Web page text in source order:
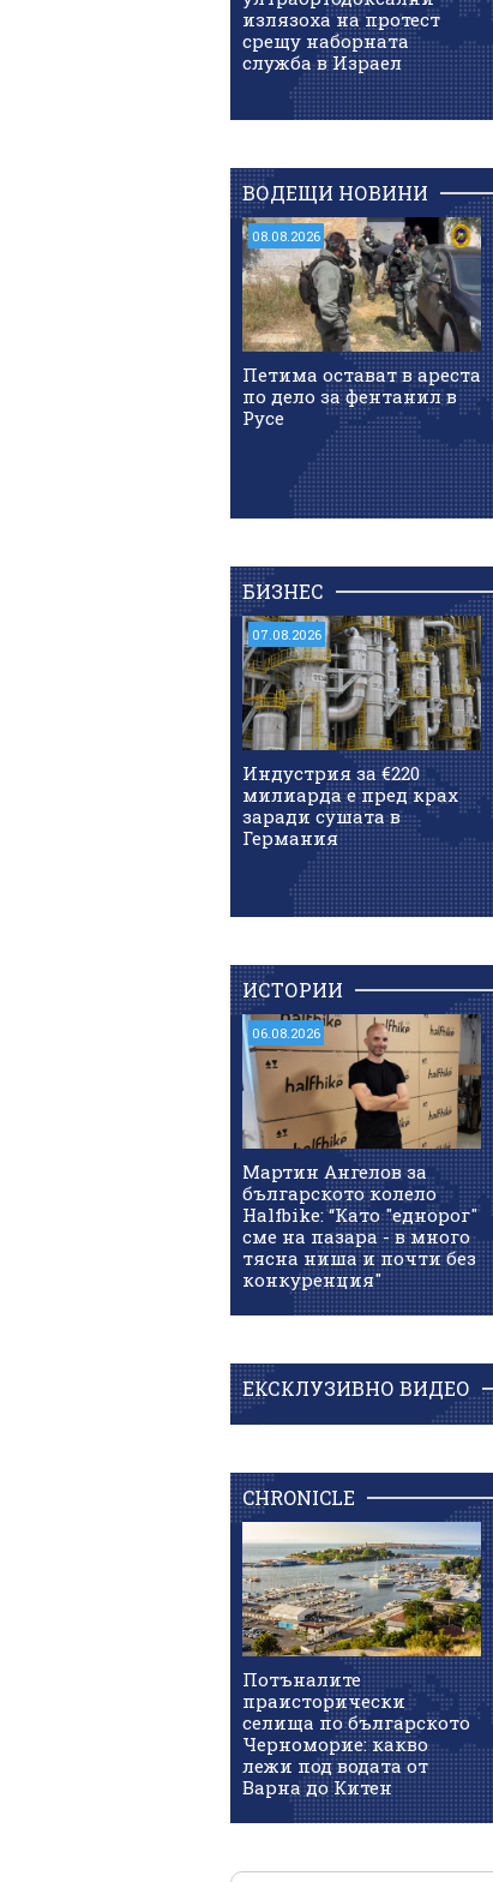
излязоха на протест
срещу наборната
служба в Израел
ВОДЕЩИ НОВИНИ
08.08.2026
Петима остават в ареста
по дело за фентанил в
Русе
БИЗНЕС
07.08.2026
Индустрия за €220
милиарда е пред крах
заради сушата в
Германия
ИСТОРИИ
06.08.2026
Мартин Ангелов за
българското колело
Halfbike: “Като "еднорог"
сме на пазара - в много
тясна ниша и почти без
конкуренция"
ЕКСКЛУЗИВНО ВИДЕО
CHRONICLE
Потъналите
праисторически
селища по българското
Черноморие: какво
лежи под водата от
Варна до Китен